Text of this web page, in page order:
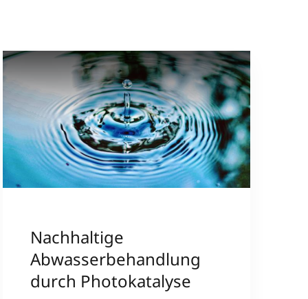
Nachhaltige
Abwasserbehandlung
durch Photokatalyse